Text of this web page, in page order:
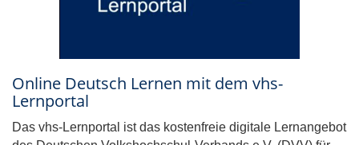
Online Deutsch Lernen mit dem vhs-
Lernportal
Das vhs-Lernportal ist das kostenfreie digitale Lernangebot